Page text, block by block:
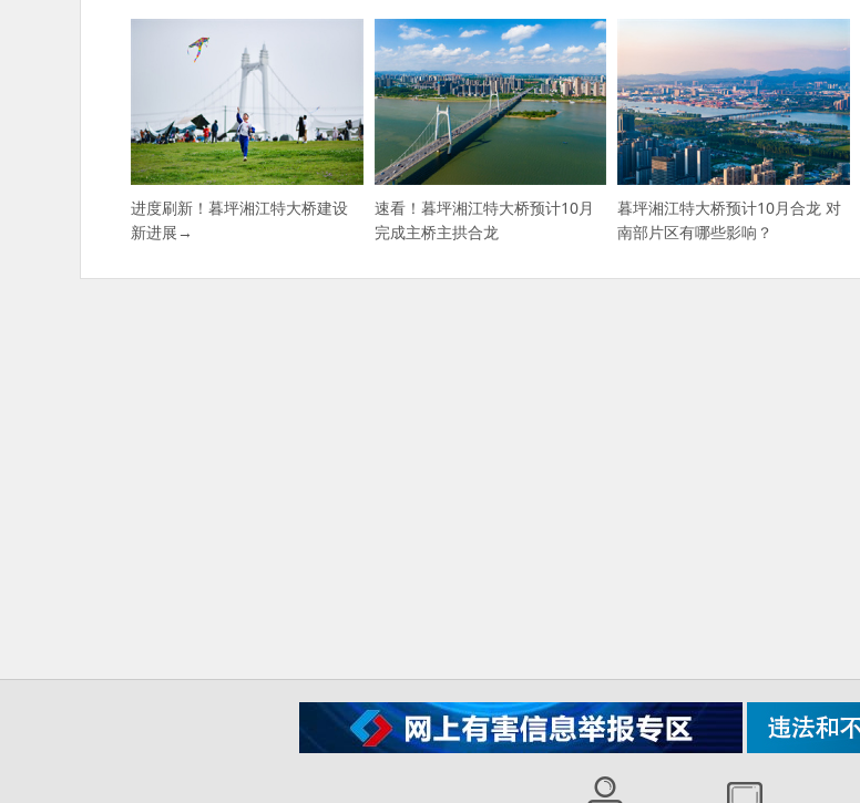
进度刷新！暮坪湘江特大桥建设
新进展→
速看！暮坪湘江特大桥预计10月
完成主桥主拱合龙
暮坪湘江特大桥预计10月合龙 对
南部片区有哪些影响？